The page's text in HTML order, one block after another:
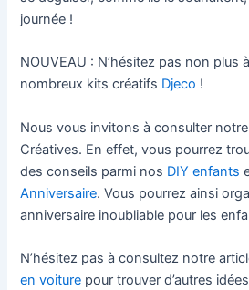
journée !
NOUVEAU : N’hésitez pas non plus
nombreux kits créatifs Djeco !
Nous vous invitons à consulter
Créatives. En effet, vous pourrez
des conseils parmi nos DIY enfants
Anniversaire. Vous pourrez ainsi
anniversaire inoubliable pour les
N’hésitez pas à consultez notre
en voiture pour trouver d’autres